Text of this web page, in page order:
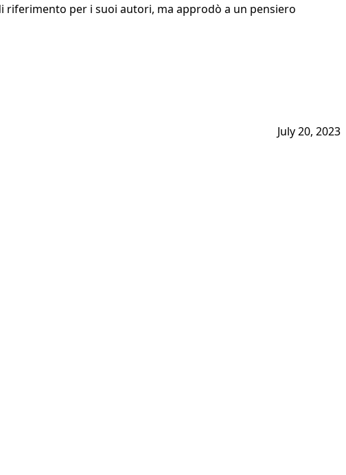
riferimento per i suoi autori, ma approdò a un pensiero
July 20, 2023